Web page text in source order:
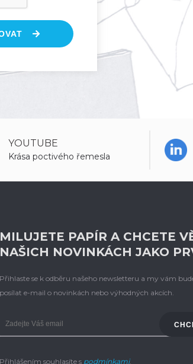
YOUTUBE
Krása poctivého řemesla
MILUJETE PAPÍR A CHCETE
NAŠICH NOVINKÁCH JAKO
Přihlaste se k odběru našeho newsletteru a my vám
posílat e-mail o novinkách nebo výhodných akcích.
Přihlášením souhlasíte s podmínkami.